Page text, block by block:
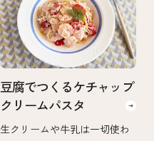
豆腐でつくるケチャップ
クリームパスタ
生クリームや牛乳は一切使わ